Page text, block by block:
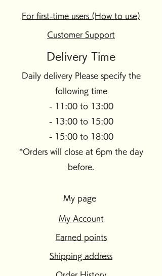
For first-time users (How to use)
Customer Support
Delivery Time
Daily delivery Please specify the
following time
- 11:00 to 13:00
- 13:00 to 15:00
- 15:00 to 18:00
*Orders will close at 6pm the day
before.
My page
My Account
Earned points
Shipping address